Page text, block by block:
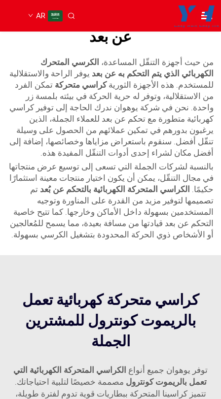
AR
كرسي متحرك كهربائي مع التحكم
عن بعد
من حيث أجهزة التنقّل المساعدة، الكرسي المتحرك
الكهربائي الذي يتم التحكم به عن بعد يوفر الراحة والاستقلالية
للمستخدم. هذه الأجهزة الثوريةكراسي متحركة تمكن الفرد
من الاستقلالية، وتوفر له حرية الحركة في بيئته بلمسة زر
واحدة. نحن في شركة يوهوان ندرك الحاجة إلى توفير كراسي
كهربائية متطورة مع تحكم عن بعد للعملاء الجملة، الذين
يرغبون بدورهم في تمكين عملائهم من الحصول على وسيلة
تنقّل أفضل. سنقوم باستعراض مزاياها وخصائصها، إضافة إلى
أفضل مكان لشراء إحدى أدوات التنقّل المفيدة هذه.
بالنسبة لشركات الجملة التي تسعى إلى توسيع عرض منتجاتها
في مجال التنقّل، يمكن أن يكون اختيار منتجات معينة استثمارًا
حكيمًا. الكراسي المتحركة الكهربائية بالتحكم عن بُعد تم
تصميمها لتوفير مزيد من القدرة على المناورة وتوجيه
المستخدمين بسهولة داخل الأماكن وخارجها. كما تتيح خاصية
التحكم عن بعد قيادتها من مسافة بعيدة، مما يسمح للمُعالجين
أو الأشخاص ذوي الحركة المحدودة بتشغيل الكرسي بسهولة.
كراسي متحركة كهربائية تعمل
بالريموت كونترول للمشترين
الجملة
توفر يوهوان جميع أنواع الكراسي المتحركة الكهربائية التي
تعمل بالريموت كونترول مصممة خصيصًا لتلبية احتياجاتك.
تتميز كراسينا المتحركة ببطاريات قوية تدوم لفترة طويلة،